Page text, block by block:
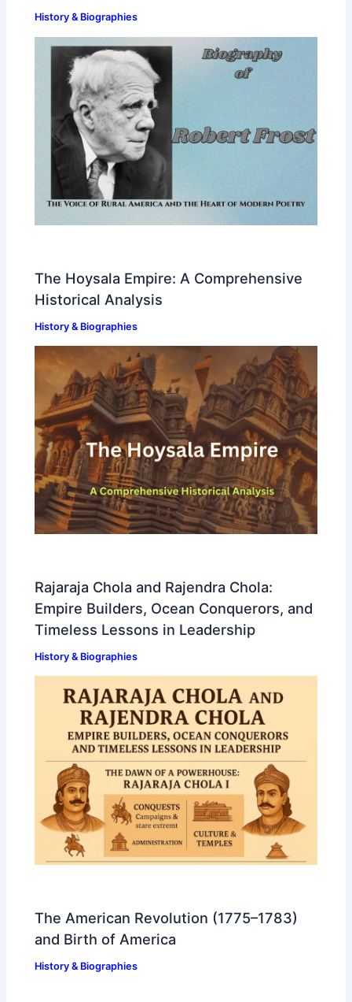
History & Biographies
The Hoysala Empire: A Comprehensive
Historical Analysis
History & Biographies
Rajaraja Chola and Rajendra Chola:
Empire Builders, Ocean Conquerors, and
Timeless Lessons in Leadership
History & Biographies
The American Revolution (1775–1783)
and Birth of America
History & Biographies